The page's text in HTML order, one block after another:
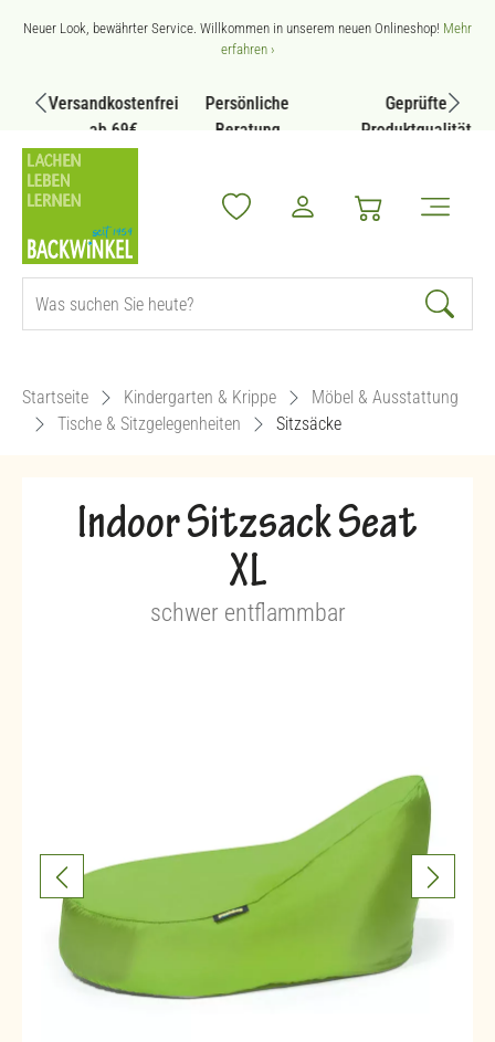
Zum Hauptinhalt springen
Neuer Look, bewährter Service. Willkommen in unserem neuen Onlineshop! Mehr
erfahren ›
Versandkostenfrei
ab 69€
Persönliche
Beratung
Geprüfte
Produktqualität
Startseite Kindergarten & Krippe
Möbel & Ausstattung
Tische & Sitzgelegenheiten
Sitzsäcke
Indoor Sitzsack Seat
XL
schwer entflammbar